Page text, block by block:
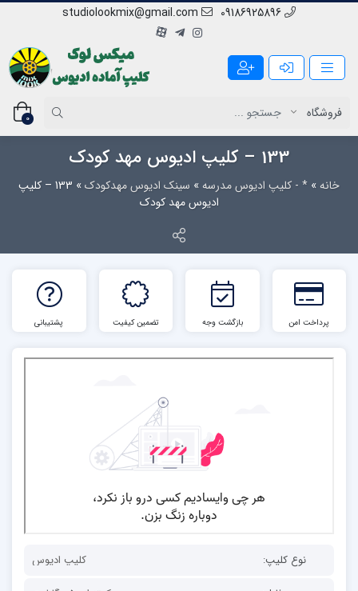
09186925896
studiolookmix@gmail.com
0
133 – کلیپ ادیوس مهد کودک
خانه» * - کلیپ ادیوس مدرسه» سینک ادیوس مهدکودک»
133 – کلیپ
ادیوس مهد کودک
پرداخت امن بازگشت وجه تضمین کیفیت پشتیبانی
نوع کلیپ:
کلیپ ادیوس